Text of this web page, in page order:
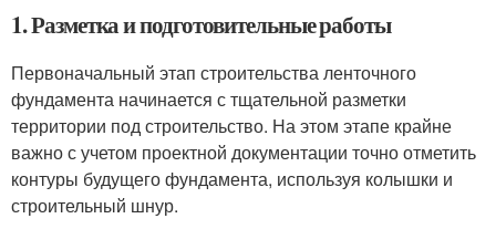
1. Разметка и подготовительные работы
Первоначальный этап строительства ленточного
фундамента начинается с тщательной разметки
территории под строительство. На этом этапе крайне
важно с учетом проектной документации точно отметить
контуры будущего фундамента, используя колышки и
строительный шнур.